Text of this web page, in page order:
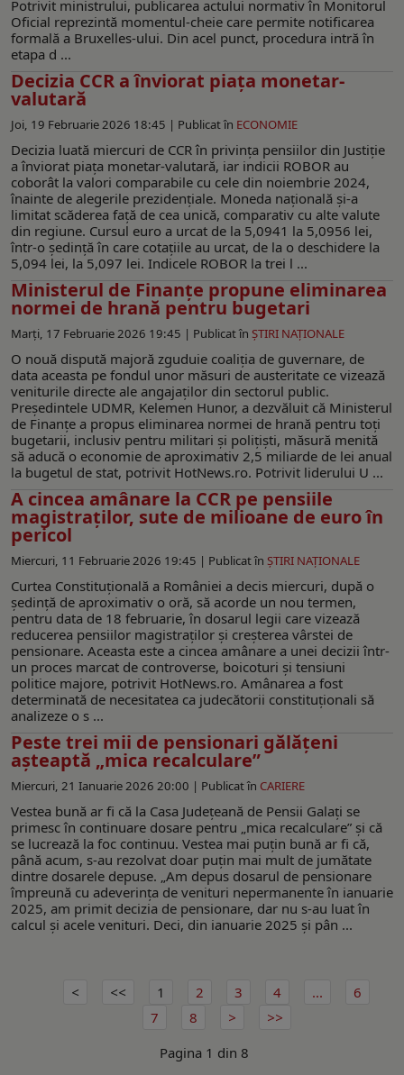
Potrivit ministrului, publicarea actului normativ în Monitorul
Oficial reprezintă momentul-cheie care permite notificarea
formală a Bruxelles-ului. Din acel punct, procedura intră în
etapa d ...
Decizia CCR a înviorat piața monetar-
valutară
Joi, 19 Februarie 2026 18:45 | Publicat în ECONOMIE
Decizia luată miercuri de CCR în privința pensiilor din Justiție
a înviorat piața monetar-valutară, iar indicii ROBOR au
coborât la valori comparabile cu cele din noiembrie 2024,
înainte de alegerile prezidențiale. Moneda națională și-a
limitat scăderea față de cea unică, comparativ cu alte valute
din regiune. Cursul euro a urcat de la 5,0941 la 5,0956 lei,
într-o ședință în care cotațiile au urcat, de la o deschidere la
5,094 lei, la 5,097 lei. Indicele ROBOR la trei l ...
Ministerul de Finanțe propune eliminarea
normei de hrană pentru bugetari
Marți, 17 Februarie 2026 19:45 | Publicat în ŞTIRI NAŢIONALE
O nouă dispută majoră zguduie coaliția de guvernare, de
data aceasta pe fondul unor măsuri de austeritate ce vizează
veniturile directe ale angajaților din sectorul public.
Președintele UDMR, Kelemen Hunor, a dezvăluit că Ministerul
de Finanțe a propus eliminarea normei de hrană pentru toți
bugetarii, inclusiv pentru militari și polițiști, măsură menită
să aducă o economie de aproximativ 2,5 miliarde de lei anual
la bugetul de stat, potrivit HotNews.ro. Potrivit liderului U ...
A cincea amânare la CCR pe pensiile
magistraţilor, sute de milioane de euro în
pericol
Miercuri, 11 Februarie 2026 19:45 | Publicat în ŞTIRI NAŢIONALE
Curtea Constituțională a României a decis miercuri, după o
ședință de aproximativ o oră, să acorde un nou termen,
pentru data de 18 februarie, în dosarul legii care vizează
reducerea pensiilor magistraților și creșterea vârstei de
pensionare. Aceasta este a cincea amânare a unei decizii într-
un proces marcat de controverse, boicoturi și tensiuni
politice majore, potrivit HotNews.ro. Amânarea a fost
determinată de necesitatea ca judecătorii constituționali să
analizeze o s ...
Peste trei mii de pensionari gălățeni
așteaptă „mica recalculare”
Miercuri, 21 Ianuarie 2026 20:00 | Publicat în CARIERE
Vestea bună ar fi că la Casa Județeană de Pensii Galați se
primesc în continuare dosare pentru „mica recalculare” și că
se lucrează la foc continuu. Vestea mai puțin bună ar fi că,
până acum, s-au rezolvat doar puțin mai mult de jumătate
dintre dosarele depuse. „Am depus dosarul de pensionare
împreună cu adeverința de venituri nepermanente în ianuarie
2025, am primit decizia de pensionare, dar nu s-au luat în
calcul și acele venituri. Deci, din ianuarie 2025 și pân ...
1 2 3 4 ...
6
7
8
Pagina 1 din 8